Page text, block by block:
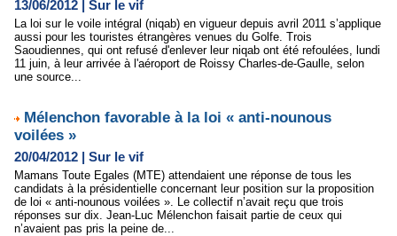
13/06/2012 | Sur le vif
La loi sur le voile intégral (niqab) en vigueur depuis avril 2011 s’applique
aussi pour les touristes étrangères venues du Golfe. Trois
Saoudiennes, qui ont refusé d'enlever leur niqab ont été refoulées, lundi
11 juin, à leur arrivée à l'aéroport de Roissy Charles-de-Gaulle, selon
une source...
Mélenchon favorable à la loi « anti-nounous
voilées »
20/04/2012 | Sur le vif
Mamans Toute Egales (MTE) attendaient une réponse de tous les
candidats à la présidentielle concernant leur position sur la proposition
de loi « anti-nounous voilées ». Le collectif n’avait reçu que trois
réponses sur dix. Jean-Luc Mélenchon faisait partie de ceux qui
n’avaient pas pris la peine de...